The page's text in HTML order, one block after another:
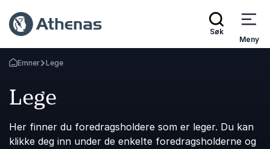
Søk
Meny
Gå tilbake til startsiden
Emner Lege
Lege
Her finner du foredragsholdere som er leger. Du kan
klikke deg inn under de enkelte foredragsholderne og